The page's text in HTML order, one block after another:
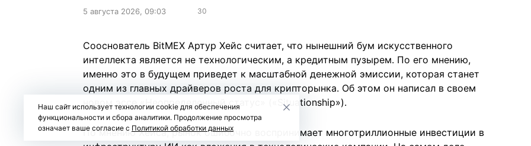
5 августа 2026, 09:03 30
Сооснователь BitMEX Артур Хейс считает, что нынешний бум искусственного
интеллекта является не технологическим, а кредитным пузырем. По его мнению,
именно это в будущем приведет к масштабной денежной эмиссии, которая станет
одним из главных драйверов роста для крипторынка. Об этом он написал в своем
«Неопределенный статус» («Situationship»).
По мнению Хейса, рынок ошибочно воспринимает многотриллионные инвестиции в
Наш сайт использует технологии cookie для обеспечения
функциональности и сбора аналитики. Продолжение просмотра
означает ваше согласие с Политикой обработки данных